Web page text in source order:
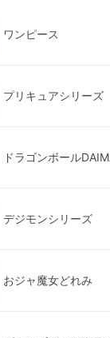
ワンピース
プリキュアシリーズ
ドラゴンボール
デジモンシリーズ
おジャ魔女どれみ